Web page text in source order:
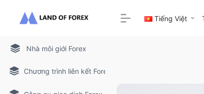
Nhà môi giới Forex
Chương trình liên kết Forex
Tiếng Việt